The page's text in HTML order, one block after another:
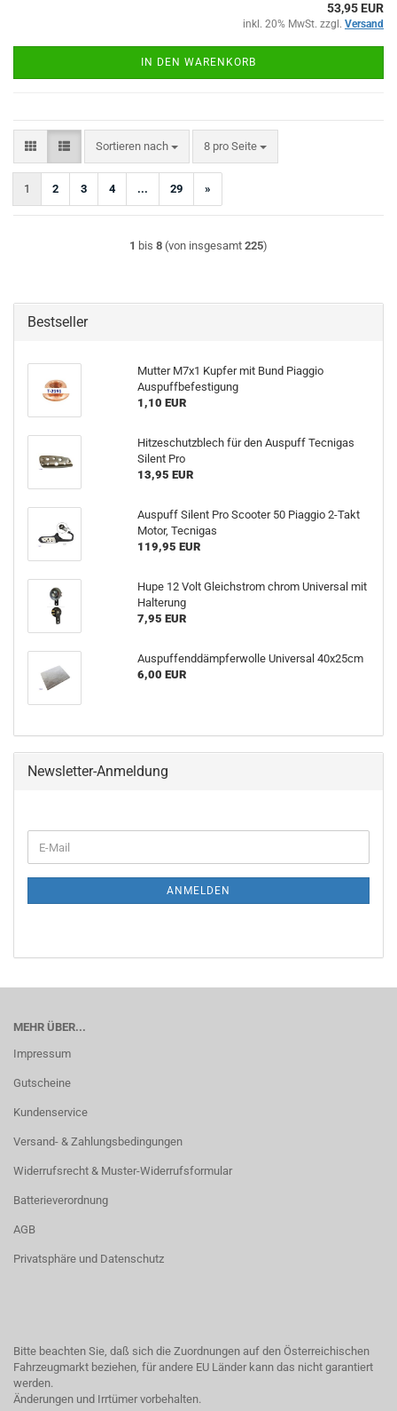
53,95 EUR
inkl. 20% MwSt. zzgl. Versand
IN DEN WARENKORB
Sortieren nach
Sortieren nach 8 pro Seite
pro Seite
1 2 3 4 ... 29 »
1 bis 8 (von insgesamt 225)
Bestseller
Mutter M7x1 Kupfer mit Bund Piaggio
Auspuffbefestigung
1,10 EUR
Hitzeschutzblech für den Auspuff Tecnigas
Silent Pro
13,95 EUR
Auspuff Silent Pro Scooter 50 Piaggio 2-Takt
Motor, Tecnigas
119,95 EUR
Hupe 12 Volt Gleichstrom chrom Universal mit
Halterung
7,95 EUR
Auspuffenddämpferwolle Universal 40x25cm
6,00 EUR
Newsletter-Anmeldung
E-
Mail
ANMELDEN
MEHR ÜBER...
Impressum
Gutscheine
Kundenservice
Versand- & Zahlungsbedingungen
Widerrufsrecht & Muster-Widerrufsformular
Batterieverordnung
AGB
Privatsphäre und Datenschutz
Bitte beachten Sie, daß sich die Zuordnungen auf den Österreichischen
Fahrzeugmarkt beziehen, für andere EU Länder kann das nicht garantiert
werden.
Änderungen und Irrtümer vorbehalten.